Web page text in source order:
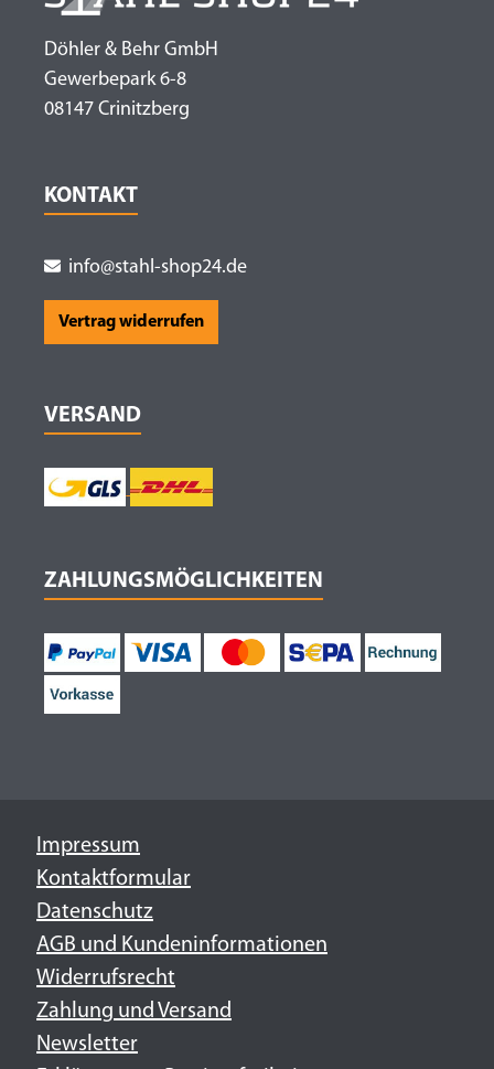
Döhler & Behr GmbH
Gewerbepark 6-8
08147 Crinitzberg
KONTAKT
info@stahl-shop24.de
Vertrag widerrufen
VERSAND
ZAHLUNGSMÖGLICHKEITEN
Impressum
Kontaktformular
Datenschutz
AGB und Kundeninformationen
Widerrufsrecht
Zahlung und Versand
Newsletter